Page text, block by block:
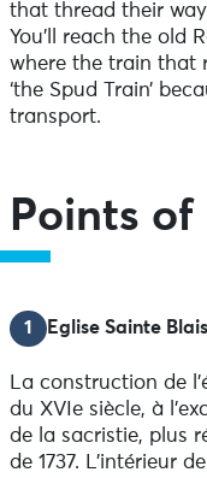
that thread their
You’ll reach the old
where the train that
‘the Spud Train’
transport.
Points
1 Eglise Sainte
La construction de
du XVIe siècle, à
de la sacristie, plus
de 1737. L'intérieur